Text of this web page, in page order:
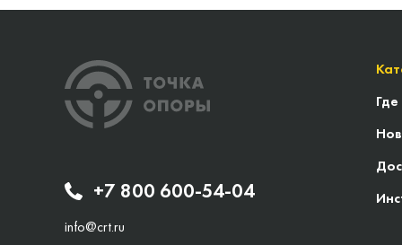
+7 800 600-54-04
info@crt.ru